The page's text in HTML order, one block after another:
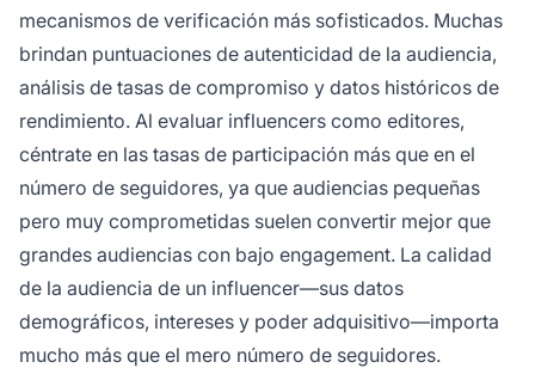
mecanismos de verificación más sofisticados. Muchas
brindan puntuaciones de autenticidad de la audiencia,
análisis de tasas de compromiso y datos históricos de
rendimiento. Al evaluar influencers como editores,
céntrate en las tasas de participación más que en el
número de seguidores, ya que audiencias pequeñas
pero muy comprometidas suelen convertir mejor que
grandes audiencias con bajo engagement. La calidad
de la audiencia de un influencer—sus datos
demográficos, intereses y poder adquisitivo—importa
mucho más que el mero número de seguidores.